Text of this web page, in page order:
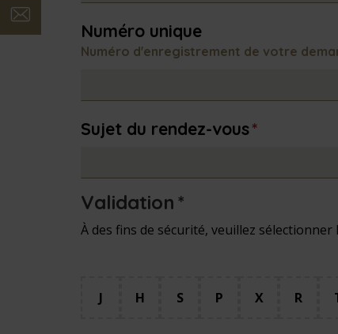
contact
Numéro unique
Numéro d'enregistrement de votre
Sujet du rendez-vous*
Validation *
À des fins de sécurité, veuillez sélectionner
J H S P X R